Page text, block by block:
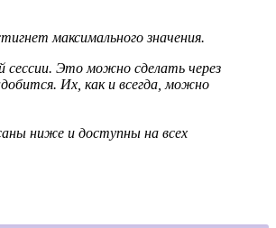
максимального значения.
сессии. Это можно сделать через
Их, как и всегда, можно
ниже и доступны на всех